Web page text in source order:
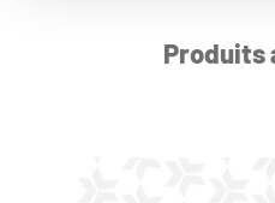
Produits